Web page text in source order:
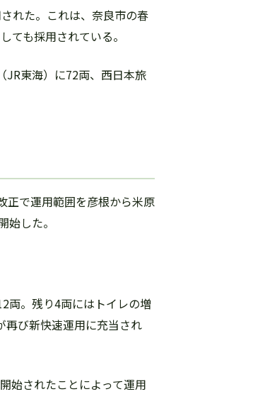
れた。これは、奈良市の春
ても採用されている。
JR東海）に72両、西日本旅
正で運用範囲を彦根から米原
した。
両。残り4両にはトイレの増
再び新快速運用に充当され
始されたことによって運用